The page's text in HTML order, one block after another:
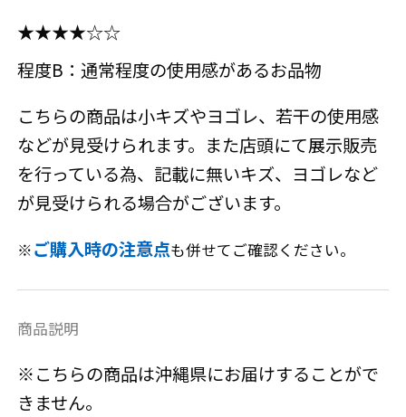
★★★★☆☆
程度B：通常程度の使用感があるお品物
こちらの商品は小キズやヨゴレ、若干の使用感
などが見受けられます。また店頭にて展示販売
を行っている為、記載に無いキズ、ヨゴレなど
が見受けられる場合がございます。
※ご購入時の注意点も併せてご確認ください。
商品説明
※こちらの商品は沖縄県にお届けすることがで
きません。